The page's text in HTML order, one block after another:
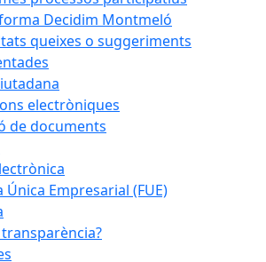
Decidim Montmeló
queixes o suggeriments
electròniques
de documents
Única Empresarial (FUE)